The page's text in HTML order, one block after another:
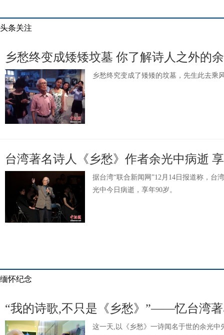
头条关注
乡愁终变成矮矮坟墓 你了解诗人之外的
乡愁终究变成了矮矮的坟墓，先生此去乘
台湾著名诗人《乡愁》作者余光中病逝
据台湾“联合新闻网”12月14日报道称，台
光中今日病逝，享年90岁。
缅怀纪念
“我的诗歌,不只是《乡愁》”——忆台湾
这一天,以《乡愁》一诗闻名于世的余光中